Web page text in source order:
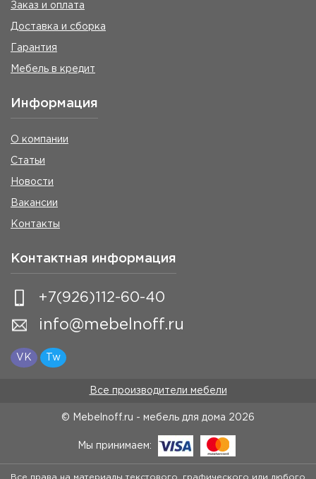
Заказ и оплата
Доставка и сборка
Гарантия
Мебель в кредит
Информация
О компании
Статьи
Новости
Вакансии
Контакты
Контактная информация
+7(926)112-60-40
info@mebelnoff.ru
VK Tw
Все производители мебели
© Mebelnoff.ru - мебель для дома 2026
Мы принимаем:
Все права на материалы текстового, графического или любого